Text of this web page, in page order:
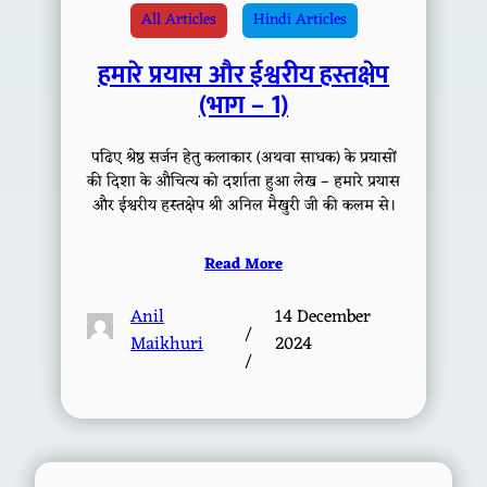
All Articles Hindi Articles
हमारे प्रयास और ईश्वरीय हस्तक्षेप
(भाग – 1)
पढिए श्रेष्ठ सर्जन हेतु कलाकार (अथवा साधक) के प्रयासों
की दिशा के औचित्य को दर्शाता हुआ लेख – हमारे प्रयास
और ईश्वरीय हस्तक्षेप श्री अनिल मैखुरी जी की कलम से।
Read More
Anil
Maikhuri
/
/
14 December
2024